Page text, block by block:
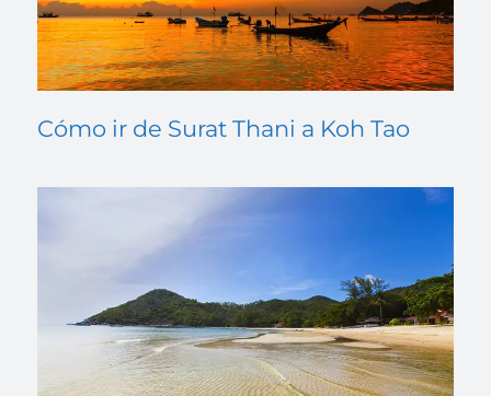
Cómo ir de Surat Thani a Koh Tao